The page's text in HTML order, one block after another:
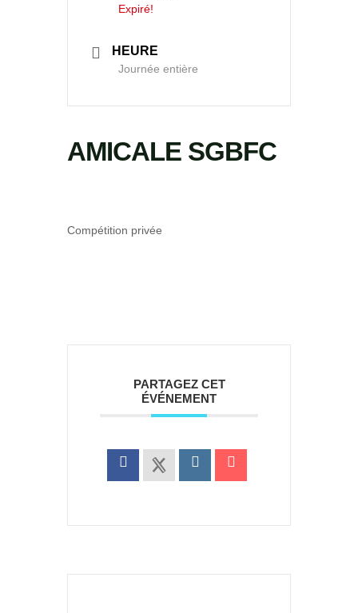
Expiré!
HEURE
Journée entière
AMICALE SGBFC
Compétition privée
PARTAGEZ CET
ÉVÉNEMENT